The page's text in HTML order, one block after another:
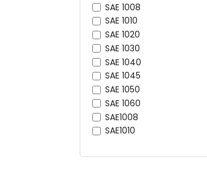
SAE 1008
SAE 1010
SAE 1020
SAE 1030
SAE 1040
SAE 1045
SAE 1050
SAE 1060
SAE1008
SAE1010